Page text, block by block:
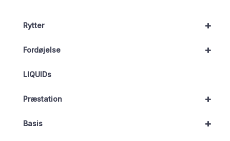
+
Rytter
+
Fordøjelse
LIQUIDs
+
Præstation
+
Basis